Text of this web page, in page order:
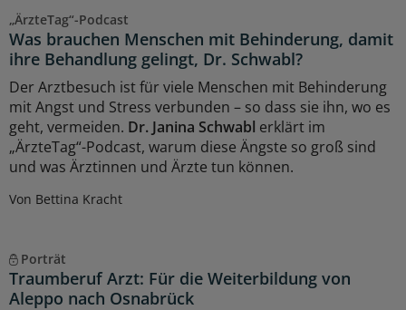
„ÄrzteTag“-Podcast
Was brauchen Menschen mit Behinderung, damit
ihre Behandlung gelingt, Dr. Schwabl?
Der Arztbesuch ist für viele Menschen mit Behinderung
mit Angst und Stress verbunden – so dass sie ihn, wo es
geht, vermeiden. Dr. Janina Schwabl erklärt im
„ÄrzteTag“-Podcast, warum diese Ängste so groß sind
und was Ärztinnen und Ärzte tun können.
Von Bettina Kracht
Porträt
Traumberuf Arzt: Für die Weiterbildung von
Aleppo nach Osnabrück